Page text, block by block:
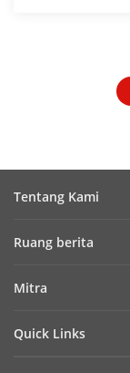
Tentang Kami
Cybersecurity
Ruang berita
Kisah Sukses
Mitra
Quick Links